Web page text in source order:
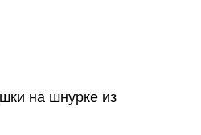
на шнурке из